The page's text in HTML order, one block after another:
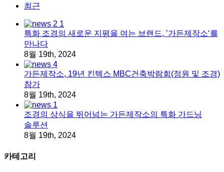
최근
특화 조경의 새로운 지평을 여는 브랜드, ’가든제작소‘를
만나다
8월 19th, 2024
가든제작소, 19년 킨텍스 MBC건축박람회(정원 및 조경)
참가
8월 19th, 2024
조경의 상식을 뛰어넘는 가든제작소의 특화 가드닝
솔루션
8월 19th, 2024
카테고리